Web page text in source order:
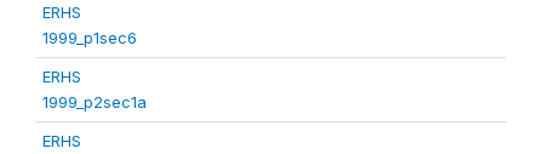
ERHS
1999_p1sec6
ERHS
1999_p2sec1a
ERHS